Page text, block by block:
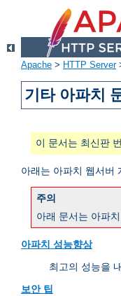
Apache > HTTP Server
기타 아파치
이 문서는 최신판
아래는 아파치 웹서버
주의
아래 문서는 아파
아파치 성능향상
최고의 성능을
보안 팁